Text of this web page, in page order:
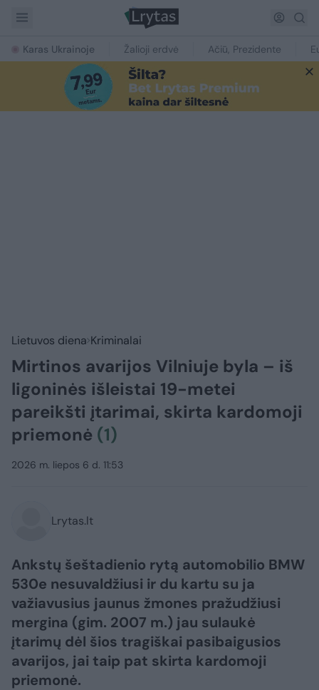
Karas Ukrainoje Žalioji erdvė Ačiū, Prezidente
Lietuvos diena Kriminalai
Mirtinos avarijos Vilniuje byla – iš
ligoninės išleistai 19-metei
pareikšti įtarimai, skirta kardomoji
priemonė (1)
2026 m. liepos 6 d. 11:53
Lrytas.lt
Ankstų šeštadienio rytą automobilio BMW
530e nesuvaldžiusi ir du kartu su ja
važiavusius jaunus žmones pražudžiusi
mergina (gim. 2007 m.) jau sulaukė
įtarimų dėl šios tragiškai pasibaigusios
avarijos, jai taip pat skirta kardomoji
priemonė.